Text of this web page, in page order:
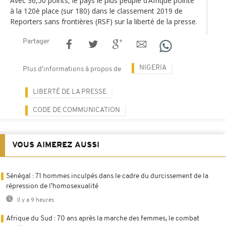
à la 120è place (sur 180) dans le classement 2019 de
Reporters sans frontières (RSF) sur la liberté de la presse.
Partager
Plus d'informations à propos de NIGERIA
LIBERTÉ DE LA PRESSE
CODE DE COMMUNICATION
VOUS AIMEREZ AUSSI
Sénégal : 71 hommes inculpés dans le cadre du durcissement de la
répression de l’homosexualité
Il y a 9 heures
Afrique du Sud : 70 ans après la marche des femmes, le combat